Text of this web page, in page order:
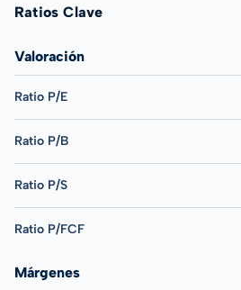
Ratios Clave
Valoración
Ratio P/E
Ratio P/B
Ratio P/S
Ratio P/FCF
Márgenes